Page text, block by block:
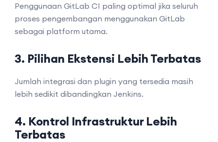
Penggunaan GitLab CI paling optimal jika seluruh
proses pengembangan menggunakan GitLab
sebagai platform utama.
3. Pilihan Ekstensi Lebih Terbatas
Jumlah integrasi dan plugin yang tersedia masih
lebih sedikit dibandingkan Jenkins.
4. Kontrol Infrastruktur Lebih
Terbatas